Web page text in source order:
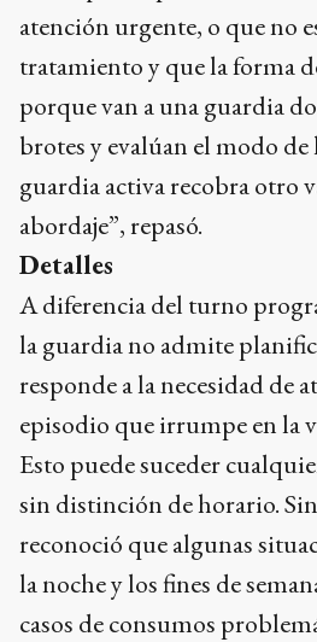
atención urgente, o que no
tratamiento y que la forma
porque van a una guardia
brotes y evalúan el modo de
guardia activa recobra otro
abordaje”, repasó.
Detalles
A diferencia del turno
la guardia no admite
responde a la necesidad de
episodio que irrumpe en la
Esto puede suceder
sin distinción de horario.
reconoció que algunas
la noche y los fines de
casos de consumos